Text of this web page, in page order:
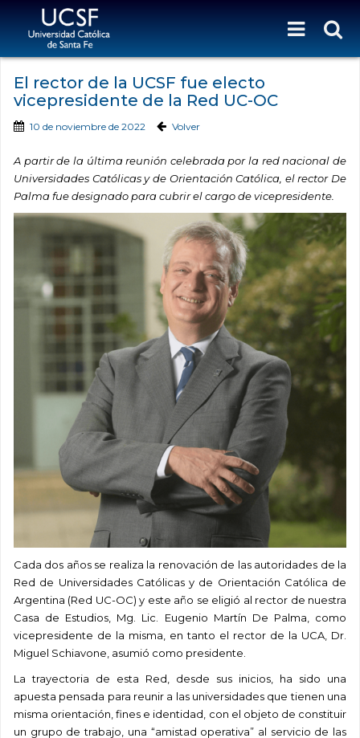
El rector de la UCSF fue electo
vicepresidente de la Red UC-OC
10 de noviembre de 2022 Volver
A partir de la última reunión celebrada por la red nacional de
Universidades Católicas y de Orientación Católica, el rector De
Palma fue designado para cubrir el cargo de vicepresidente.
Cada dos años se realiza la renovación de las autoridades de la
Red de Universidades Católicas y de Orientación Católica de
Argentina (Red UC-OC) y este año se eligió al rector de nuestra
Casa de Estudios, Mg. Lic. Eugenio Martín De Palma, como
vicepresidente de la misma, en tanto el rector de la UCA, Dr.
Miguel Schiavone, asumió como presidente.
La trayectoria de esta Red, desde sus inicios, ha sido una
apuesta pensada para reunir a las universidades que tienen una
misma orientación, fines e identidad, con el objeto de constituir
un grupo de trabajo, una “amistad operativa” al servicio de las